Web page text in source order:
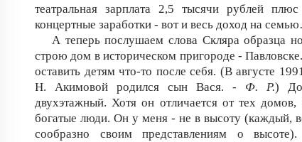
театральная зарплата 2,5 тысячи рублей
концертные заработки - вот и весь доход на
А теперь послушаем слова Скляра образца
строю дом в историческом пригороде -
оставить детям что-то после себя. (В августе
Н. Акимовой родился сын Вася. - Ф. Р.)
двухэтажный. Хотя он отличается от тех домов,
богатые люди. Он у меня - не в высоту (каждый,
сообразно своим представлениям о